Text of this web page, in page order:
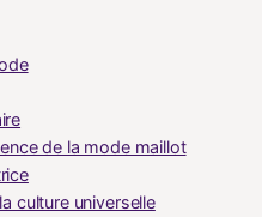
de la mode maillot
culture universelle